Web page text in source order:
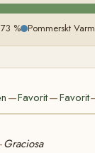
% Pommerskt
—Favorit—Favorit
Graciosa